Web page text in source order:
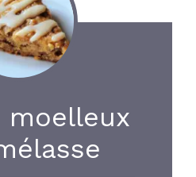
moelleux